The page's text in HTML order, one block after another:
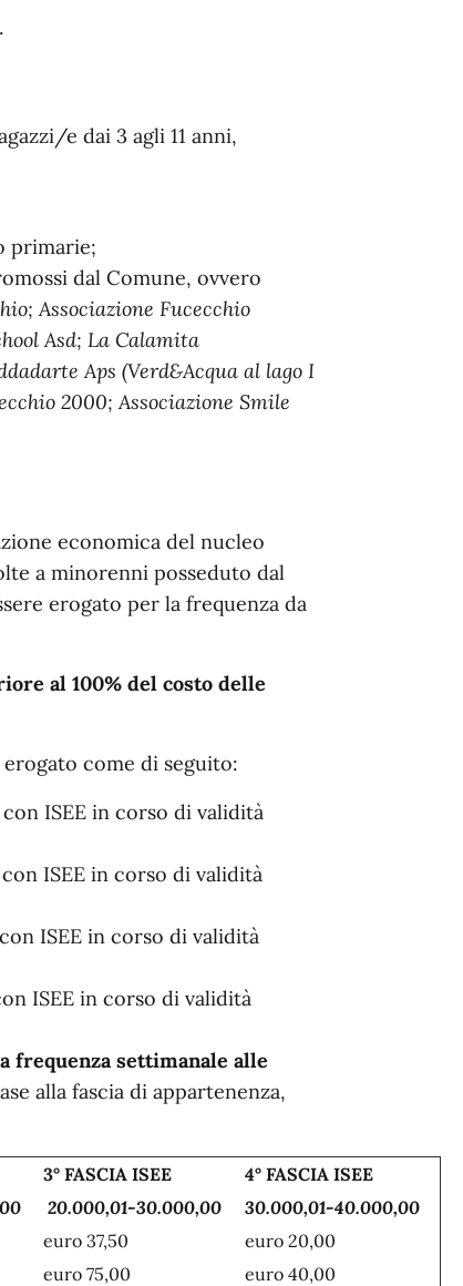
e dai 3 agli 11 anni,
primarie;
dal Comune, ovvero
Associazione Fucecchio
Asd; La Calamita
Aps (Verd&Acqua al lago I
2000; Associazione Smile
economica del nucleo
a minorenni posseduto dal
erogato per la frequenza da
al 100% del costo delle
come di seguito:
ISEE in corso di validità
ISEE in corso di validità
ISEE in corso di validità
ISEE in corso di validità
frequenza settimanale alle
alla fascia di appartenenza,
3° FASCIA ISEE
4° FASCIA ISEE
20.000,01-30.000,00
30.000,01-40.000,00
euro 37,50
euro 20,00
euro 75,00
euro 40,00